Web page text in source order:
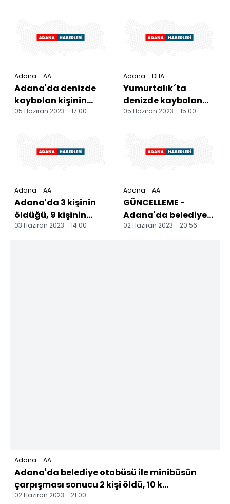
Adana - AA
Adana'da denizde
kaybolan kişinin
cansız bedeni
05 Haziran 2023 - 17:00
Adana - DHA
Yumurtalık´ta
denizde kaybolan
Doğan'ın cansız
05 Haziran 2023 - 15:00
Adana - AA
Adana'da 3 kişinin
öldüğü, 9 kişinin
yaralandığı trafik
03 Haziran 2023 - 14:00
Adana - AA
GÜNCELLEME -
Adana'da belediye
otobüsü ile
02 Haziran 2023 - 20:56
Adana - AA
Adana'da belediye otobüsü ile minibüsün
çarpışması sonucu 2 kişi öldü, 10 k...
02 Haziran 2023 - 21:00